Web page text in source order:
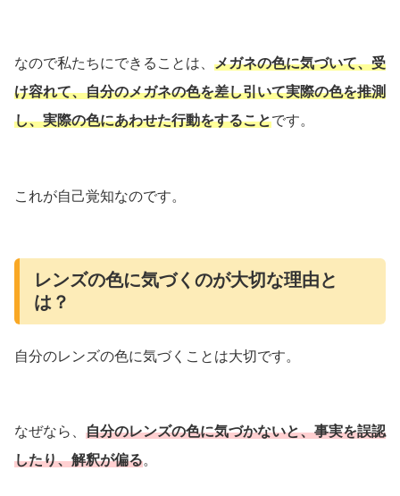
なので私たちにできることは、 メガネの色に気づいて、受
け容れて、自分のメガネの色を差し引いて実際の色を推測
し、実際の色にあわせた行動をすることです。
これが自己覚知なのです。
レンズの色に気づくのが大切な理由と
は？
自分のレンズの色に気づくことは大切です。
なぜなら、 自分のレンズの色に気づかないと、事実を誤認
したり、解釈が偏る。